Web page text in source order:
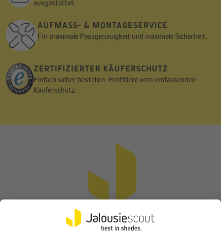
PE-Dämmmatte
JAROLIFT wurde aus besonders hochwertigen Stoffen gefertigt
um bestmögliche Dämmungswerte zu erzielen. Die Matte lässt
sich zudem problemlos mit einem Cuttermesser auf die
Unsere JAROLIFT Dämmmatten 13 und 25 mm können
Dämmstärke von 38 mm. Unsere Verschlussdeckel-Dämmung
aus dem Hause JAROLIFT ist so ausgelegt, dass die Nut auf 38
mm erweitert werden kann. Achte beim Einbau darauf, dass
genügend Platz im Rollladenkasten bleibt, um den
Rollladenpanzer vollständig einzurollen.
ausgestattet.
AUFMASS- & MONTAGESERVICE
Für maximale Passgenauigkeit und maximale Sicherheit.
ZERTIFIZIERTER KÄUFERSCHUTZ
Einfach sicher bestellen. Profitiere vom umfassenden
Käuferschutz.